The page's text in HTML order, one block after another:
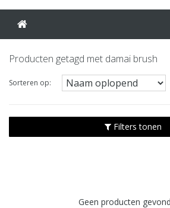
Producten getagd met damai brush
Sorteren op:
Filters tonen
Geen producten